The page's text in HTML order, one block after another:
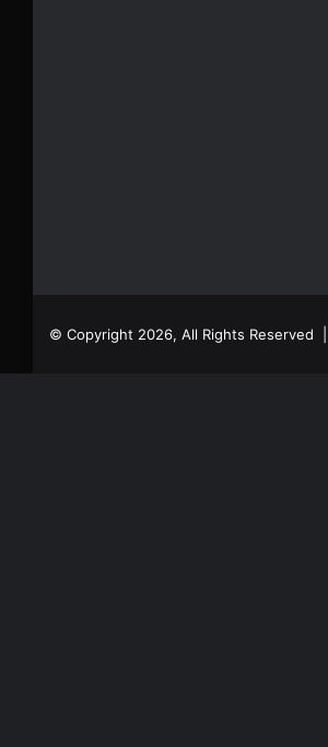
© Copyright 2026, All Rights Reserved |